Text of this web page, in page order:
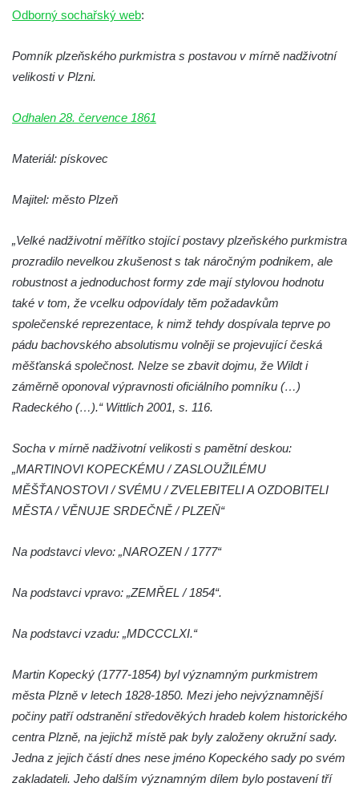
Socha Vydry si hrají v ZOO Hluboká
Socha Matka příroda v ZOO Hluboká
Socha Kudlanka v ZOO Hluboká
Socha Rys číhající na srnu v ZOO Hluboká
Socha Želva v ZOO Hluboká
Socha Kozorožec horský v ZOO Hluboká
Socha Včela v ZOO Hluboká
Socha Nosorožík v ZOO Hluboká
Socha Rosomák v ZOO Hluboká
Socha Beruška v ZOO Hluboká
Socha Vážka v ZOO Hluboká
Flamingo trůn v ZOO Hluboká
Lavička Kůň Převalského v ZOO Hluboká
Lysá nad Labem, barokní město Šporkovo
Socha Mystik v ZOO Hluboká
čp. 69/1 v Českých Budějovicích
Českých Budějovicích
Socha Krista klesajícího pod křížem u
kostela svatého Mikuláše v Českých
Budějovicích
Odborný sochařský web:
Pomník plzeňského purkmistra s postavou v mírně nadživotní
velikosti v Plzni.
Odhalen 28. července 1861
Materiál: pískovec
Majitel: město Plzeň
„Velké nadživotní měřítko stojící postavy plzeňského purkmistra
prozradilo nevelkou zkušenost s tak náročným podnikem, ale
robustnost a jednoduchost formy zde mají stylovou hodnotu
také v tom, že vcelku odpovídaly těm požadavkům
společenské reprezentace, k nimž tehdy dospívala teprve po
pádu bachovského absolutismu volněji se projevující česká
měšťanská společnost. Nelze se zbavit dojmu, že Wildt i
záměrně oponoval výpravnosti oficiálního pomníku (…)
Radeckého (…).“ Wittlich 2001, s. 116.
Socha v mírně nadživotní velikosti s pamětní deskou:
„MARTINOVI KOPECKÉMU / ZASLOUŽILÉMU
MĚŠŤANOSTOVI / SVÉMU / ZVELEBITELI A OZDOBITELI
MĚSTA / VĚNUJE SRDEČNĚ / PLZEŇ“
Na podstavci vlevo: „NAROZEN / 1777“
Na podstavci vpravo: „ZEMŘEL / 1854“.
Na podstavci vzadu: „MDCCCLXI.“
Martin Kopecký (1777-1854) byl významným purkmistrem
města Plzně v letech 1828-1850. Mezi jeho nejvýznamnější
počiny patří odstranění středověkých hradeb kolem historického
centra Plzně, na jejichž místě pak byly založeny okružní sady.
Jedna z jejich částí dnes nese jméno Kopeckého sady po svém
zakladateli. Jeho dalším významným dílem bylo postavení tří